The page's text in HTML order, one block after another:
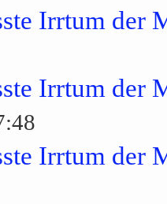
Irrtum der
Irrtum der
Irrtum der